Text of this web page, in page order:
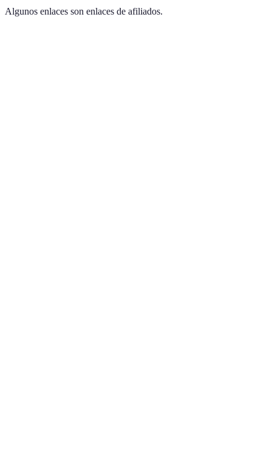
Algunos enlaces son enlaces de afiliados.